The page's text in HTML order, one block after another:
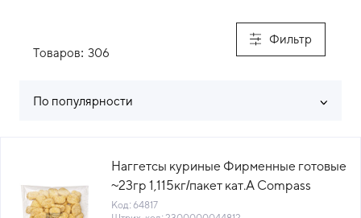
Фильтр
Товаров: 306
По популярности
Наггетсы куриные Фирменные готовые
~23гр 1,115кг/пакет кат.А Compass
Foods™ (1010720180) (КОД 64817)
Код: 64817